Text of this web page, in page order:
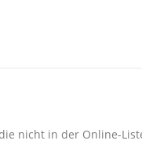
nicht in der Online-